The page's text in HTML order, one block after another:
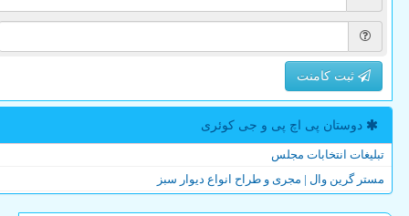
ثبت کامنت
دوستان پی اچ پی و جی كوئری
تبلیغات انتخابات مجلس
مستر گرین وال | مجری و طراح انواع دیوار سبز